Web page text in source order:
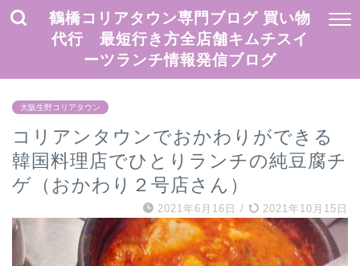
鶴橋コリアタウン専門ブログ 買い物
代行 最短行き方全店舗キムチスイ
ーツランチ情報発信ブログ
大阪生野コリアタウン
コリアンタウンでおかわりができる
韓国料理店でひとりランチの純豆腐チ
ゲ（おかわり２号店さん）
2021年6月16日 / 2021年10月15日